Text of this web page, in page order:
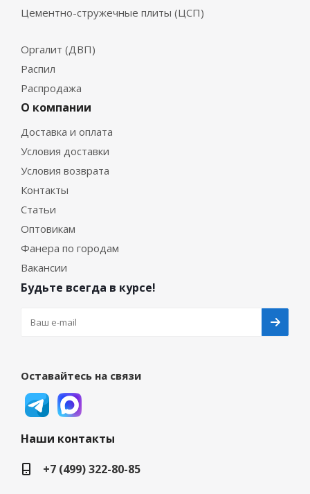
Цементно-стружечные плиты (ЦСП)
Оргалит (ДВП)
Распил
Распродажа
О компании
Доставка и оплата
Условия доставки
Условия возврата
Контакты
Статьи
Оптовикам
Фанера по городам
Вакансии
Будьте всегда в курсе!
Оставайтесь на связи
Наши контакты
+7 (499) 322-80-85